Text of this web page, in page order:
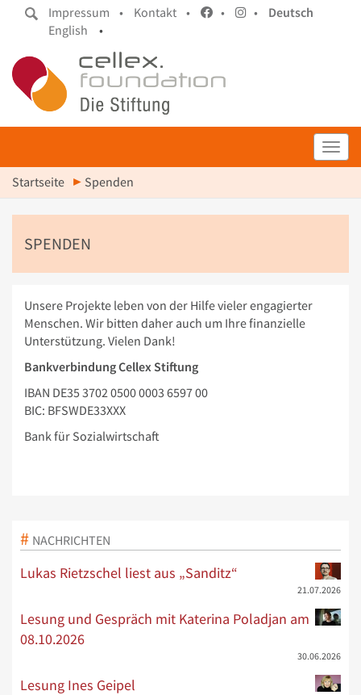
Impressum • Kontakt • • •
Deutsch
English
•
Startseite Spenden
SPENDEN
Unsere Projekte leben von der Hilfe vieler engagierter
Menschen. Wir bitten daher auch um Ihre finanzielle
Unterstützung. Vielen Dank!
Bankverbindung Cellex Stiftung
IBAN DE35 3702 0500 0003 6597 00
BIC: BFSWDE33XXX
Bank für Sozialwirtschaft
NACHRICHTEN
Lukas Rietzschel liest aus „Sanditz“
21.07.2026
Lesung und Gespräch mit Katerina Poladjan am
08.10.2026
30.06.2026
Lesung Ines Geipel